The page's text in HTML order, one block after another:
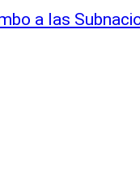
a las